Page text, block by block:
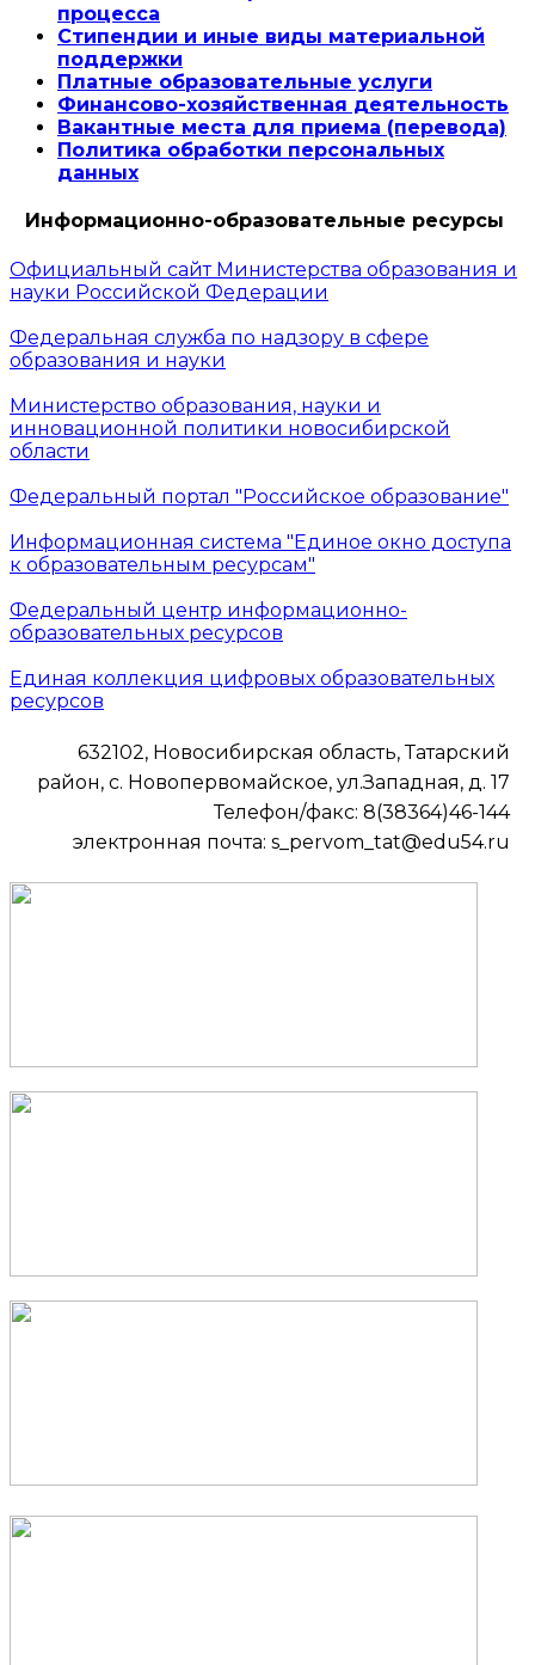
процесса
Стипендии и иные виды материальной
поддержки
Платные образовательные услуги
Финансово-хозяйственная деятельность
Вакантные места для приема (перевода)
Политика обработки персональных
данных
Информационно-образовательные ресурсы
Официальный сайт Министерства образования и
науки Российской Федерации
Федеральная служба по надзору в сфере
образования и науки
Министерство образования, науки и
инновационной политики новосибирской
области
Федеральный портал "Российское образование"
Информационная система "Единое окно доступа
к образовательным ресурсам"
Федеральный центр информационно-
образовательных ресурсов
Единая коллекция цифровых образовательных
ресурсов
632102, Новосибирская область, Татарский
район, с. Новопервомайское, ул.Западная, д. 17
Телефон/факс: 8(38364)46-144
электронная почта: s_pervom_tat@edu54.ru